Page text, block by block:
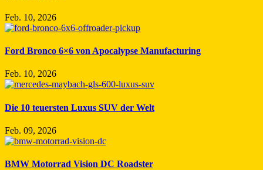
Feb. 10, 2026
Ford Bronco 6×6 von Apocalypse Manufacturing
Feb. 10, 2026
Die 10 teuersten Luxus SUV der Welt
Feb. 09, 2026
BMW Motorrad Vision DC Roadster